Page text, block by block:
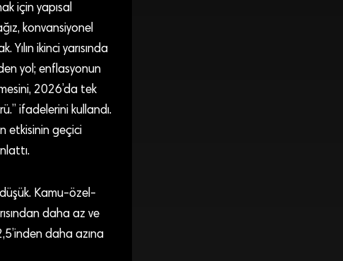
için yapısal
konvansiyonel
Yılın ikinci yarısında
yol; enflasyonun
2026’da tek
ifadelerini kullandı.
etkisinin geçici
Kamu-özel-
daha az ve
daha azına